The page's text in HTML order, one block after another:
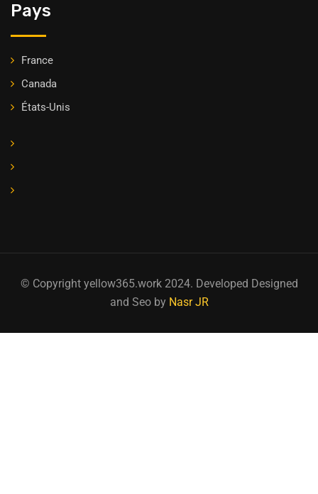
Pays
France
Canada
États-Unis
© Copyright yellow365.work 2024. Developed Designed
and Seo by Nasr JR